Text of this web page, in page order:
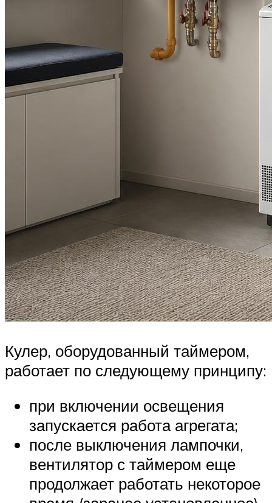
Кулер, оборудованный таймером,
работает по следующему принципу:
при включении освещения
запускается работа агрегата;
после выключения лампочки,
вентилятор с таймером еще
продолжает работать некоторое